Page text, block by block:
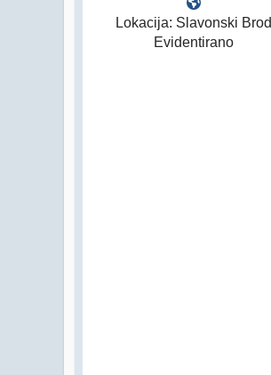
Lokacija: Slavonski Brod
Evidentirano